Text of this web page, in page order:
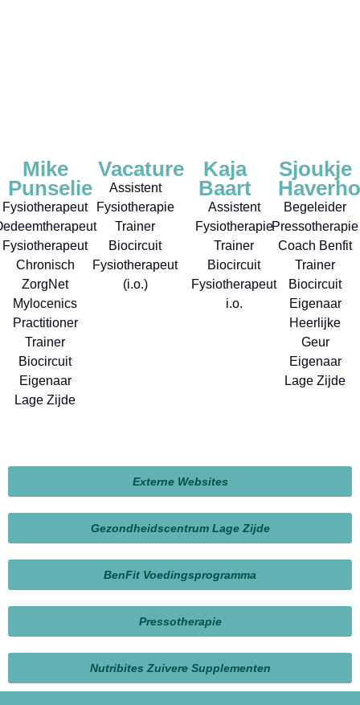
Mike
Punselie
Fysiotherapeut
Fysiotherapeut
Chronisch
ZorgNet
Mylocenics
Practitioner
Trainer
Biocircuit
Eigenaar
Lage Zijde
Vacature
Assistent
Fysiotherapie
Trainer
Biocircuit
Fysiotherapeut
(i.o.)
Kaja
Baart
Assistent
Fysiotherapie
Trainer
Biocircuit
Fysiotherapeut
i.o.
Sjoukje
Begeleider
Pressotherapie
Coach Benfit
Trainer
Biocircuit
Eigenaar
Heerlijke
Geur
Eigenaar
Lage Zijde
Externe Websites
Gezondheidscentrum Lage Zijde
BenFit Voedingsprogramma
Pressotherapie
Nutribites Zuivere Supplementen